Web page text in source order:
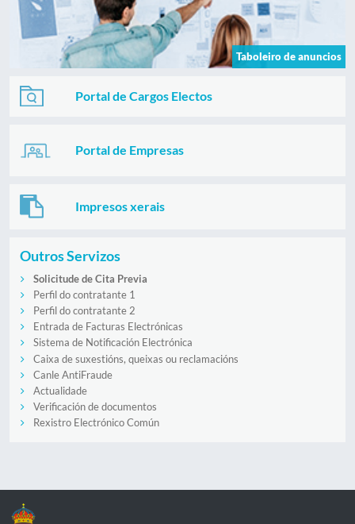
Taboleiro de anuncios
Portal de Cargos Electos
Portal de Empresas
Impresos xerais
Outros Servizos
Solicitude de Cita Previa
Perfil do contratante 1
Perfil do contratante 2
Entrada de Facturas Electrónicas
Sistema de Notificación Electrónica
Caixa de suxestións, queixas ou reclamacións
Canle AntiFraude
Actualidade
Verificación de documentos
Rexistro Electrónico Común